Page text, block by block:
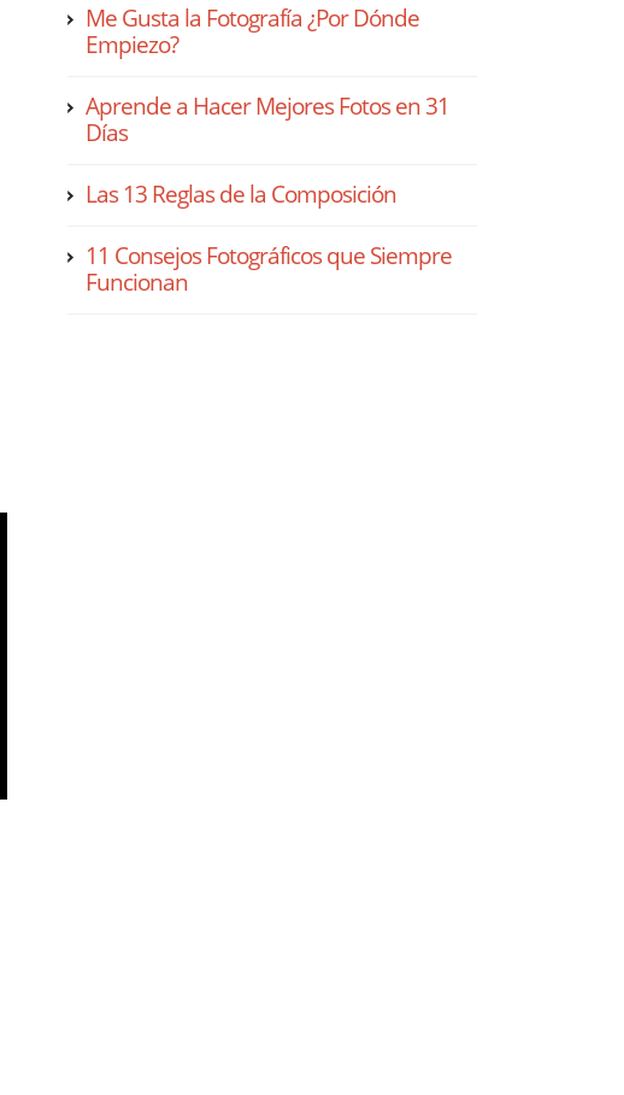
Me Gusta la Fotografía ¿Por Dónde
Empiezo?
Aprende a Hacer Mejores Fotos en 31
Días
Las 13 Reglas de la Composición
11 Consejos Fotográficos que Siempre
Funcionan